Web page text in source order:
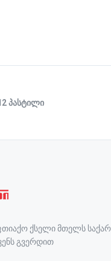
ᲞᲐᲡᲢᲘᲚᲘ
ქსელი მთელს
გვერდით